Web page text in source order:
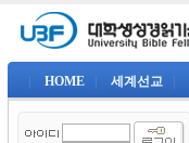
HOME 세계선교